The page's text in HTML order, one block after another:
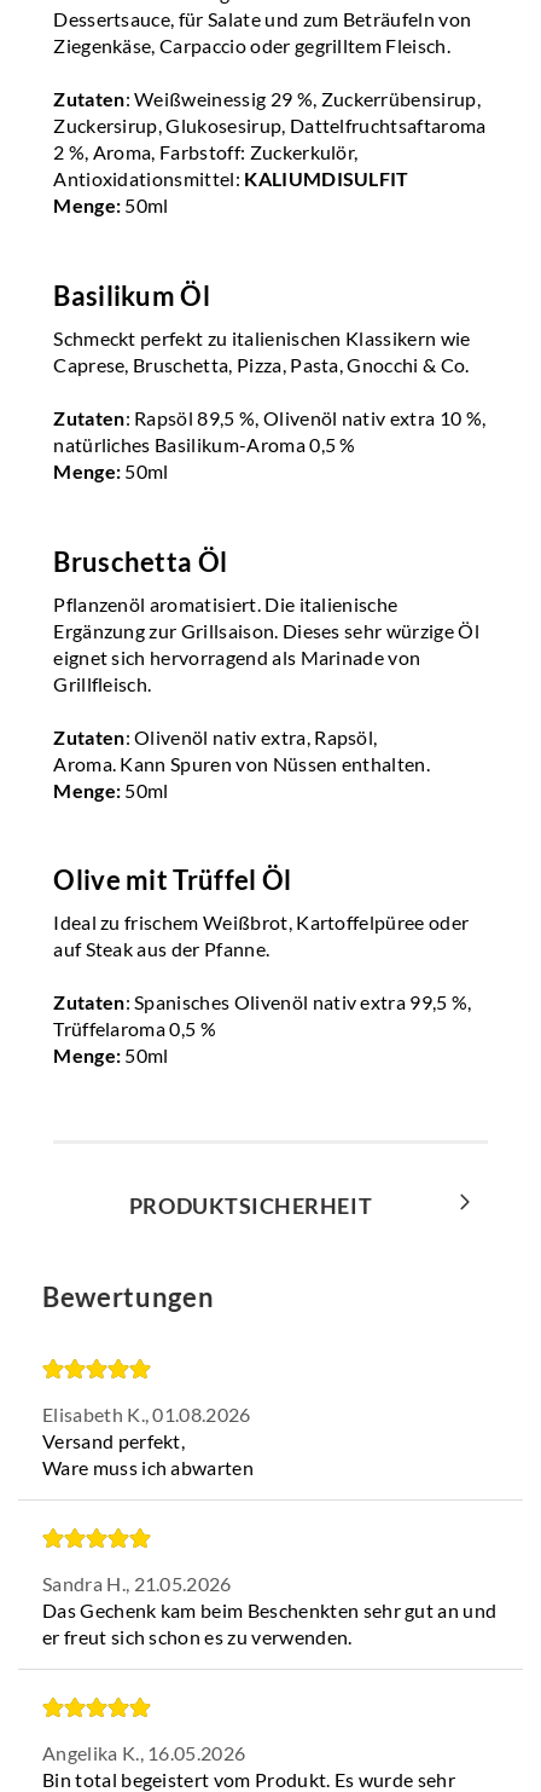
Dessertsauce, für Salate und zum Beträufeln von
Ziegenkäse, Carpaccio oder gegrilltem Fleisch.
Zutaten: Weißweinessig 29 %, Zuckerrübensirup,
Zuckersirup, Glukosesirup, Dattelfruchtsaftaroma
2 %, Aroma, Farbstoff: Zuckerkulör,
Antioxidationsmittel: KALIUMDISULFIT
Menge: 50ml
Basilikum Öl
Schmeckt perfekt zu italienischen Klassikern wie
Caprese, Bruschetta, Pizza, Pasta, Gnocchi & Co.
Zutaten: Rapsöl 89,5 %, Olivenöl nativ extra 10 %,
natürliches Basilikum-Aroma 0,5 %
Menge: 50ml
Bruschetta Öl
Pflanzenöl aromatisiert. Die italienische
Ergänzung zur Grillsaison. Dieses sehr würzige Öl
eignet sich hervorragend als Marinade von
Grillfleisch.
Zutaten: Olivenöl nativ extra, Rapsöl,
Aroma. Kann Spuren von Nüssen enthalten.
Menge: 50ml
Olive mit Trüffel Öl
Ideal zu frischem Weißbrot, Kartoffelpüree oder
auf Steak aus der Pfanne.
Zutaten: Spanisches Olivenöl nativ extra 99,5 %,
Trüffelaroma 0,5 %
Menge: 50ml
PRODUKTSICHERHEIT
Bewertungen
Elisabeth K.,01.08.2026
Versand perfekt,
Ware muss ich abwarten
Sandra H., 21.05.2026
Das Gechenk kam beim Beschenkten sehr gut an und
er freut sich schon es zu verwenden.
Angelika K., 16.05.2026
Bin total begeistert vom Produkt. Es wurde sehr